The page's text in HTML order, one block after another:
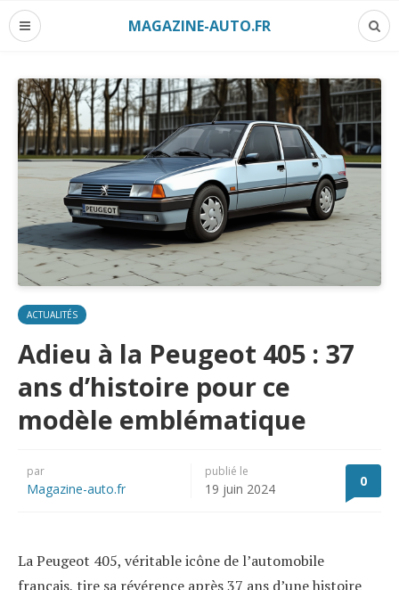
MAGAZINE-AUTO.FR
ACTUALITÉS
Adieu à la Peugeot 405 : 37
ans d’histoire pour ce
modèle emblématique
par
Magazine-auto.fr
publié le
19 juin 2024 0
La Peugeot 405, véritable icône de l’automobile
français, tire sa révérence après 37 ans d’une histoire